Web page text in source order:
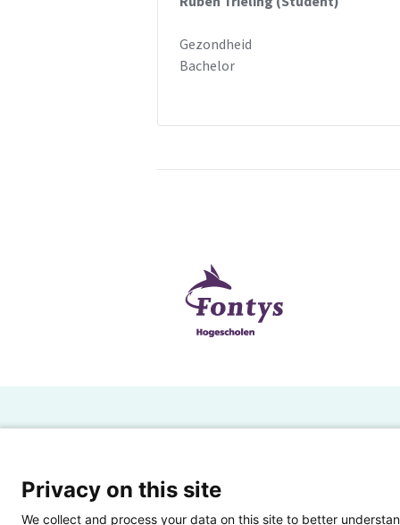
Gezondheid
Bachelor
Powered by SURF
Privacy on this site
We collect and process your data on this site to better